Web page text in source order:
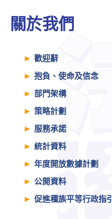
關於我們
歡迎辭
抱負、使命及信念
部門架構
策略計劃
服務承諾
統計資料
年度開放數據計劃
公開資料
促進種族平等行政指引